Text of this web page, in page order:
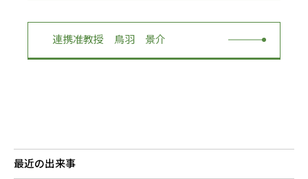
社会連携
連携准教授 鳥羽 景介
最近の出来事